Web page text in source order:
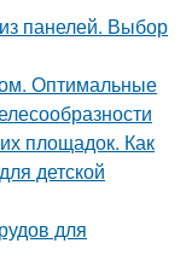
панелей. Выбор
Оптимальные
площадок. Как
детской
для